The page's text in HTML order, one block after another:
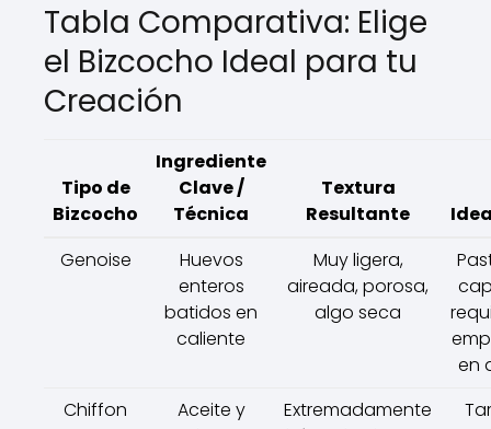
Tabla Comparativa: Elige
el Bizcocho Ideal para tu
Creación
Tipo de
Bizcocho
Ingrediente
Clave /
Técnica
Textura
Resultante
Genoise
Huevos
enteros
batidos en
caliente
Muy ligera,
aireada, porosa,
algo seca
en
Chiffon
Aceite y
Extremadamente